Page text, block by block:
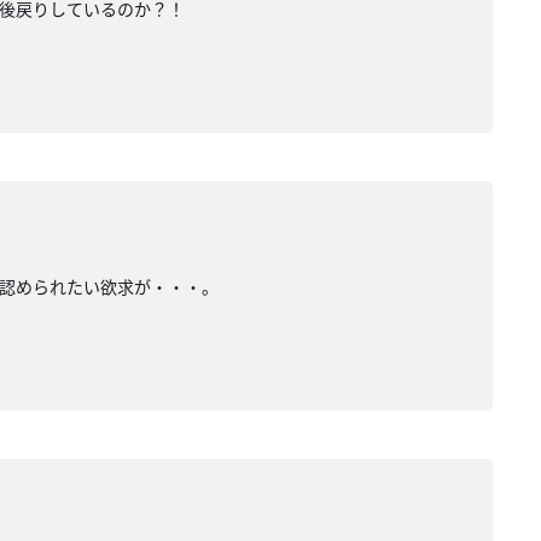
りしているのか？！
られたい欲求が・・・。